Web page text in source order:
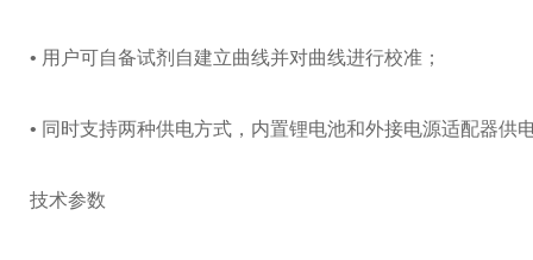
• 用户可自备试剂自建立曲线并对曲线进行校准；
• 同时支持两种供电方式，内置锂电池和外接电源适配器供
技术参数